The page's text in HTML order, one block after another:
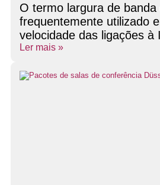
O termo largura de banda
frequentemente utilizado
velocidade das ligações à
Ler mais »